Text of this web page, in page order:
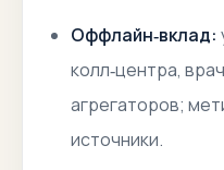
Оффлайн‑вклад:
колл‑центра,
агрегаторов;
источники.